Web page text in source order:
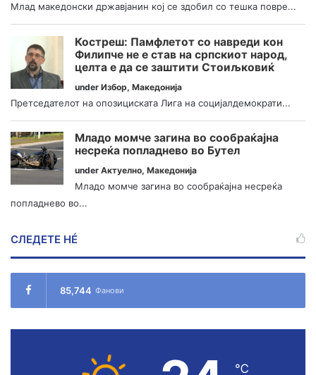
Млад македонски државјанин кој се здобил со тешка повре...
Костреш: Памфлетот со навреди кон
Филипче не е став на српскиот народ,
целта е да се заштити Стоиљковиќ
under Избор, Македонија
Претседателот на опозициската Лига на социјалдемократи...
Младо момче загина во сообраќајна
несреќа попладнево во Бутел
under Актуелно, Македонија
Младо момче загина во сообраќајна несреќа
попладнево во...
СЛЕДЕТЕ НÉ
85,744 Фанови
℃